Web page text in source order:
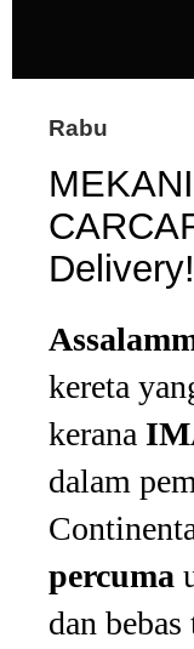
Rabu
Delivery!
kereta
kerana
dalam
percuma
dan